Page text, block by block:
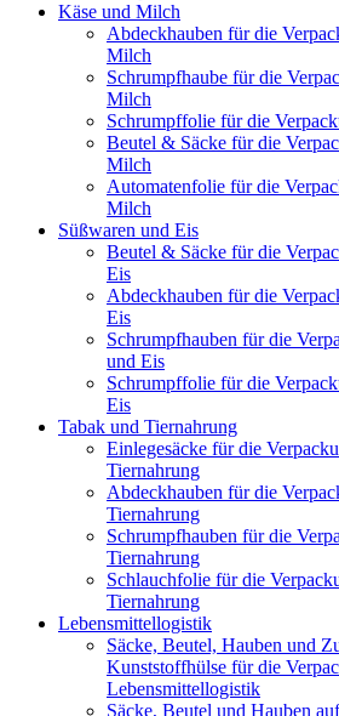
Käse und Milch
Abdeckhauben für die
Milch
Schrumpfhaube für die
Milch
Schrumpffolie für die
Beutel & Säcke für die
Milch
Automatenfolie für die
Milch
Süßwaren und Eis
Beutel & Säcke für die
Eis
Abdeckhauben für die
Eis
Schrumpfhauben für die
und Eis
Schrumpffolie für die
Eis
Tabak und Tiernahrung
Einlegesäcke für die
Tiernahrung
Abdeckhauben für die
Tiernahrung
Schrumpfhauben für die
Tiernahrung
Schlauchfolie für die
Tiernahrung
Lebensmittellogistik
Säcke, Beutel, Hauben und
Kunststoffhülse für die
Lebensmittellogistik
Säcke, Beutel und Hauben